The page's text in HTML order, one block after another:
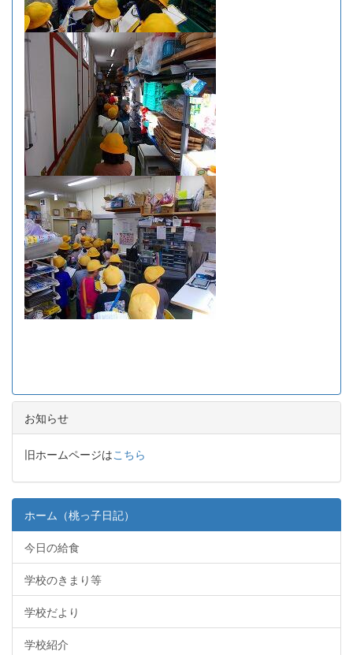
お知らせ
旧ホームページはこちら
ホーム（桃っ子日記）
今日の給食
学校のきまり等
学校だより
学校紹介